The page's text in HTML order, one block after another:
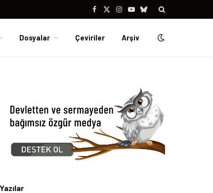
Facebook
X
Instagram
YouTubeBluesky
Dosyalar Çeviriler Arşiv
Yazılar